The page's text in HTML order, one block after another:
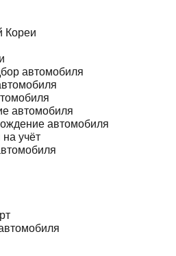
Кореи
автомобиля
автомобиля
автомобиля
учёт